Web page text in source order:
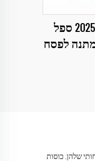
מוצרים חדשים 2025 ספל
לפסח
שלהן. כוסות